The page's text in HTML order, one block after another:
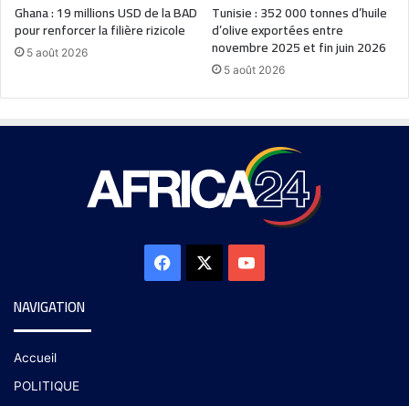
Ghana : 19 millions USD de la BAD
pour renforcer la filière rizicole
5 août 2026
Tunisie : 352 000 tonnes d’huile
d’olive exportées entre
novembre 2025 et fin juin 2026
5 août 2026
NAVIGATION
Accueil
POLITIQUE